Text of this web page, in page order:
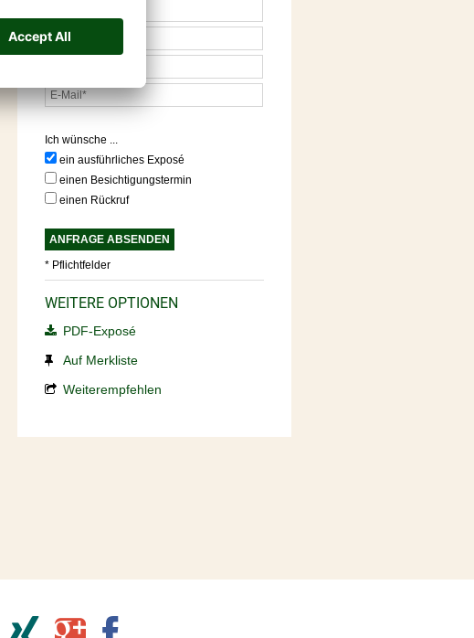
Ich wünsche ...
ein ausführliches Exposé
einen Besichtigungstermin
einen Rückruf
* Pflichtfelder
WEITERE OPTIONEN
PDF-Exposé
Auf Merkliste
Weiterempfehlen